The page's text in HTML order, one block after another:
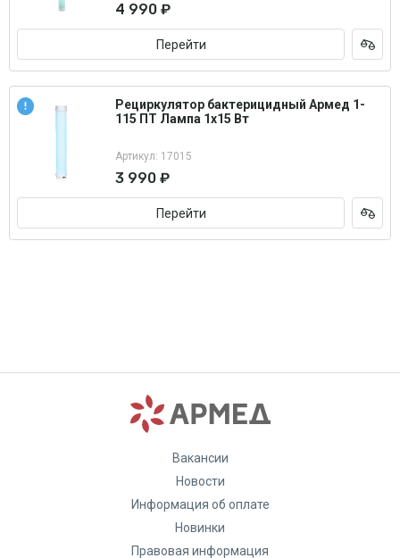
4 990 ₽
Перейти
Рециркулятор бактерицидный Армед 1-
115 ПТ Лампа 1х15 Вт
Артикул: 17015
3 990 ₽
Перейти
Вакансии
Новости
Информация об оплате
Новинки
Правовая информация